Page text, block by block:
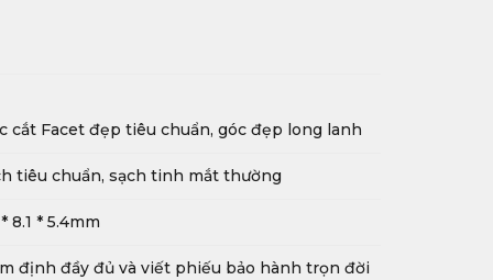
cắt Facet đẹp tiêu chuẩn, góc đẹp long lanh
tiêu chuẩn, sạch tinh mắt thường
8.1 * 5.4mm
định đầy đủ và viết phiếu bảo hành trọn đời